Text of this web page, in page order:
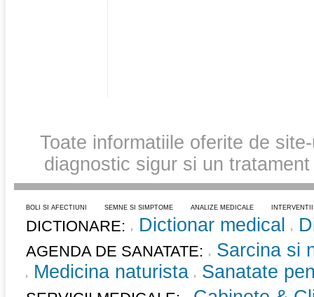
Toate informatiile oferite de
diagnostic sigur si un
BOLI SI AFECTIUNI SEMNE SI SIMPTOME ANALIZE MEDICALE
DICTIONARE: Dictionar medical
AGENDA DE SANATATE:
Sarcina si
Medicina naturista
Sanatate